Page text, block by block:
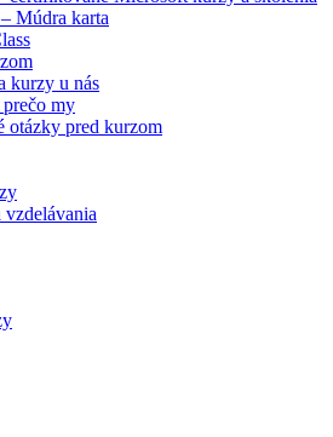
Múdra karta
kurzy u nás
my
otázky pred kurzom